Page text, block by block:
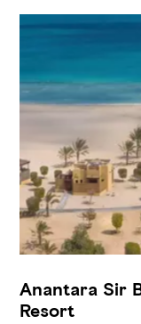
Anantara Sir
Resort